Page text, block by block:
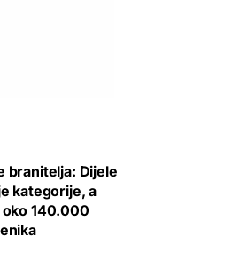
branitelja: Dijele
kategorije, a
140.000